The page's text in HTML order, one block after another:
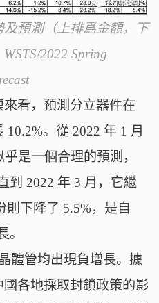
預測（上排爲金額，下
2022 Spring
看，預測分立器件在
10.2%。從 2022 年 1 月
是一個合理的預測，
到 2022 年 3 月，它繼
則下降了 5.5%，是自
。
體管均出現負增長。據
各地採取封鎖政策的影